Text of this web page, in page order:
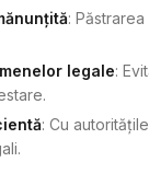
:
legale:
: Cu